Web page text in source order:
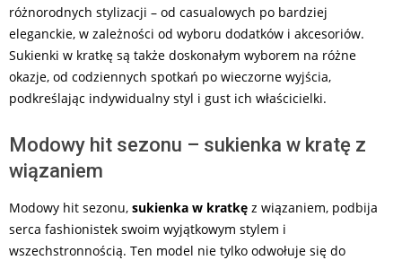
różnorodnych stylizacji – od casualowych po bardziej
eleganckie, w zależności od wyboru dodatków i akcesoriów.
Sukienki w kratkę są także doskonałym wyborem na różne
okazje, od codziennych spotkań po wieczorne wyjścia,
podkreślając indywidualny styl i gust ich właścicielki.
Modowy hit sezonu – sukienka w kratę z
wiązaniem
Modowy hit sezonu, sukienka w kratkę z wiązaniem, podbija
serca fashionistek swoim wyjątkowym stylem i
wszechstronnością. Ten model nie tylko odwołuje się do